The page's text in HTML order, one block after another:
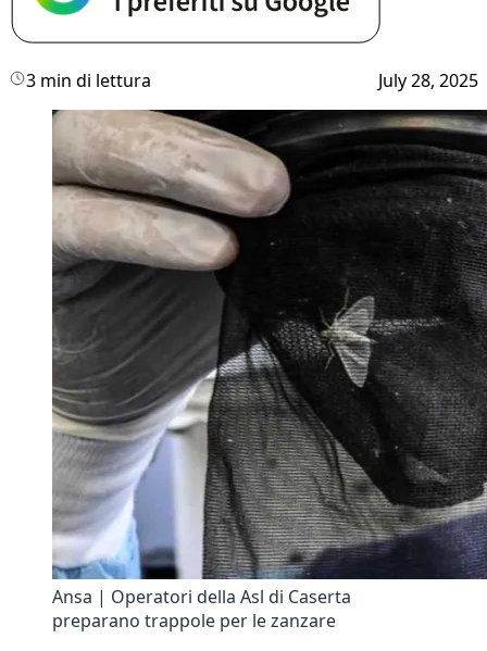
3 min di lettura July 28, 2025
Ansa | Operatori della Asl di Caserta
preparano trappole per le zanzare